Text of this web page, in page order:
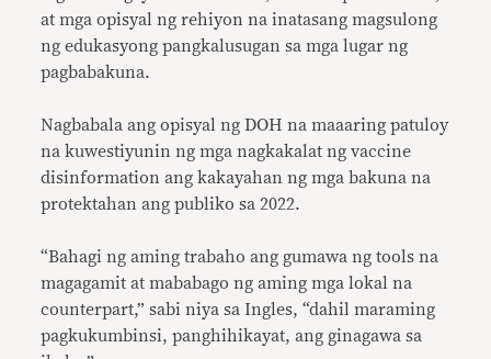
at mga opisyal ng rehiyon na inatasang magsulong
ng edukasyong pangkalusugan sa mga lugar ng
pagbabakuna.
Nagbabala ang opisyal ng DOH na maaaring patuloy
na kuwestiyunin ng mga nagkakalat ng vaccine
disinformation ang kakayahan ng mga bakuna na
protektahan ang publiko sa 2022.
“Bahagi ng aming trabaho ang gumawa ng tools na
magagamit at mababago ng aming mga lokal na
counterpart,” sabi niya sa Ingles, “dahil maraming
pagkukumbinsi, panghihikayat, ang ginagawa sa